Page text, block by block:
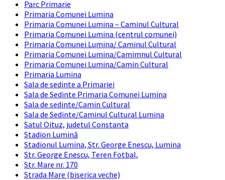
Parc Primarie
Primaria Comunei Lumina
Primaria Comunei Lumina – Caminul Cultural
Primaria Comunei Lumina (centrul comunei)
Primaria Comunei Lumina/ Caminul Cultural
Primaria Comunei Lumina/Camimnul Cultural
Primaria Comunei Lumina/Camin Cultural
Primaria Lumina
Sala de sedinte a Primariei
Sala de Sedinte Primaria Comunei Lumina
Sala de sedinte/Camin Cultural
Sala de Sedinte/Caminul Cultural Lumina
Satul Oituz, judetul Constanta
Stadion Lumină
Stadionul Lumina, Str. George Enescu, Lumina
Str. George Enescu, Teren Fotbal,
Str. Mare nr. 170
Strada Mare (biserica veche)